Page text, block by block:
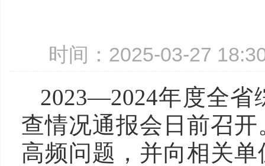
时间：2025-03-27
2023—2024年度全省
查情况通报会日前召
高频问题，并向相关